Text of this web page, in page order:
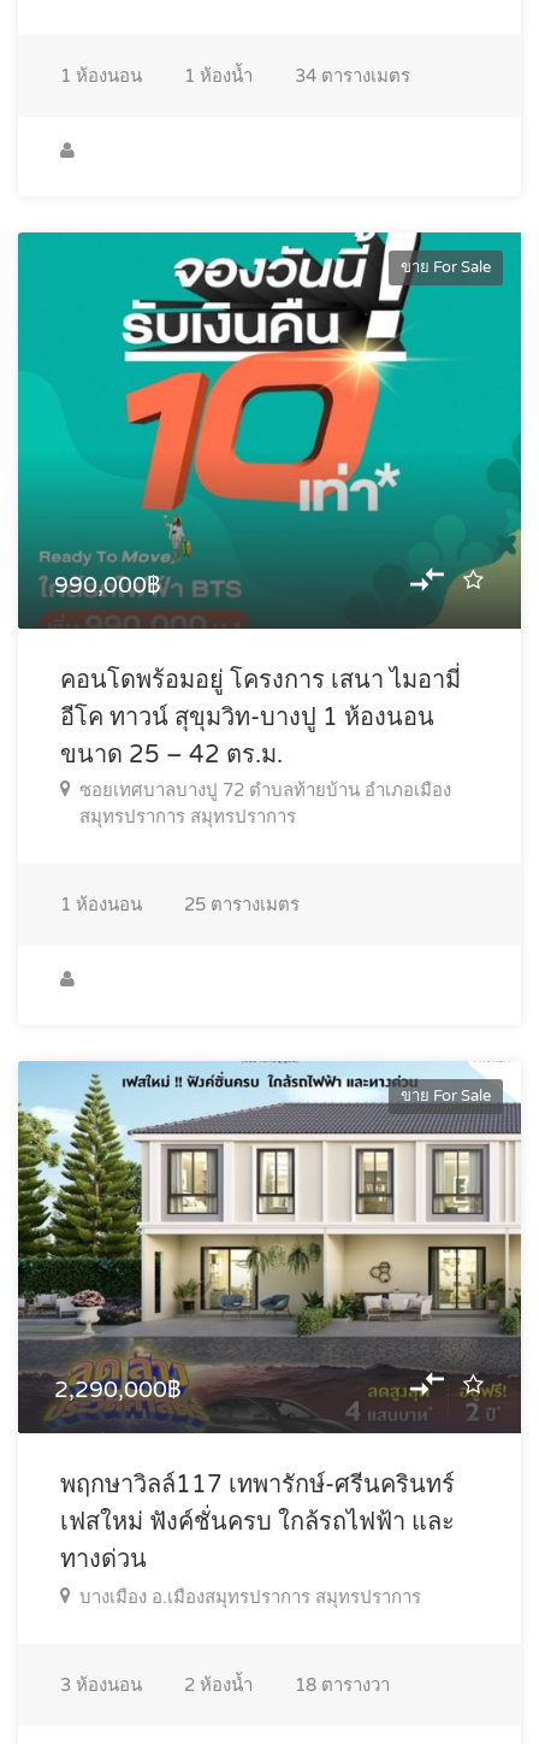
1 ห้องนอน 1 ห้องน้ำ 34 ตารางเมตร
ขาย For Sale
990,000฿
คอนโดพร้อมอยู่ โครงการ เสนา ไมอามี่
อีโค ทาวน์ สุขุมวิท-บางปู 1 ห้องนอน
ขนาด 25 – 42 ตร.ม.
ซอยเทศบาลบางปู 72 ตำบลท้ายบ้าน อำเภอเมือง
สมุทรปราการ สมุทรปราการ
1 ห้องนอน 25 ตารางเมตร
ขาย For Sale
2,290,000฿
พฤกษาวิลล์117 เทพารักษ์-ศรีนครินทร์
เฟสใหม่ ฟังค์ชั่นครบ ใกล้รถไฟฟ้า และ
ทางด่วน
บางเมือง อ.เมืองสมุทรปราการ สมุทรปราการ
3 ห้องนอน 2 ห้องน้ำ 18 ตารางวา